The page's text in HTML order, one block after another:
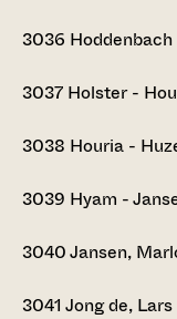
3036
3037 Holster -
3038 Houria -
3039 Hyam -
3040Jansen,
3041 Jong de,